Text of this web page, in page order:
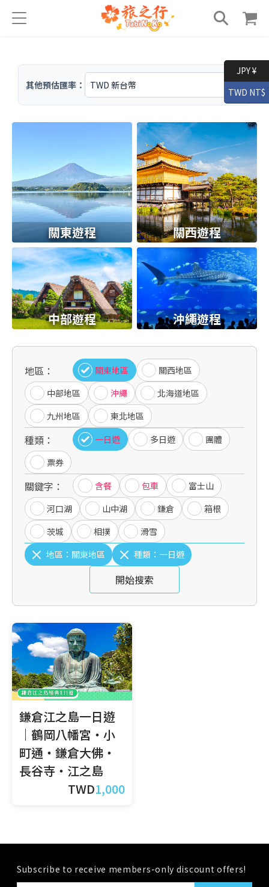
其他預估匯率：
關東遊程 關西遊程
中部遊程 沖繩遊程
地區： 關東地區
關西地區
中部地區
沖繩
北海道地區
九州地區
東北地區
種類： 一日遊 多日遊
團體
票券
關鍵字： 含餐 包車
富士山
河口湖
山中湖 鎌倉
箱根
茨城
相撲
滑雪
地區： 關東地區 種類： 一日遊
開始搜索
鎌倉江之島一日遊
｜鶴岡八幡宮・小
町通・鎌倉大佛・
長谷寺・江之島
TWD1,000
Subscribe to receive members-only discount offers!
JPY ¥
TWD NT$